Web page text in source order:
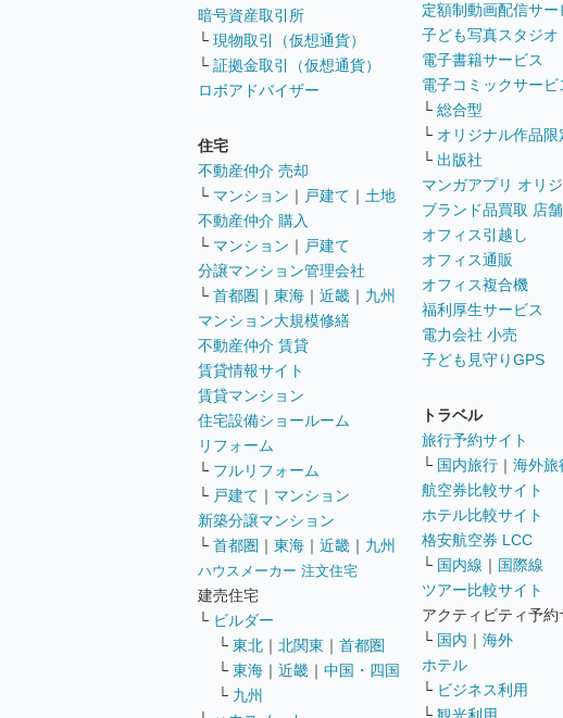
暗号資産取引所
└ 現物取引（仮想通貨）
└ 証拠金取引（仮想通貨）
ロボアドバイザー
住宅
不動産仲介 売却
└ マンション ｜ 戸建て ｜ 土地
不動産仲介 購入
└ マンション ｜ 戸建て
分譲マンション管理会社
└ 首都圏 ｜ 東海 ｜ 近畿 ｜ 九州
マンション大規模修繕
不動産仲介 賃貸
賃貸情報サイト
賃貸マンション
住宅設備ショールーム
リフォーム
└ フルリフォーム
└ 戸建て ｜ マンション
新築分譲マンション
└ 首都圏 ｜ 東海 ｜ 近畿 ｜ 九州
ハウスメーカー 注文住宅
建売住宅
└ ビルダー
└ 東北 ｜ 北関東 ｜ 首都圏
└ 東海 ｜ 近畿 ｜ 中国・四国
└ 九州
定額制動画配信サー
子ども写真スタジオ
電子書籍サービス
電子コミックサービ
└ 総合型
└ オリジナル作品限
└ 出版社
マンガアプリ オリ
ブランド品買取 店舗
オフィス引越し
オフィス通販
オフィス複合機
福利厚生サービス
電力会社 小売
子ども見守りGPS
トラベル
旅行予約サイト
└ 国内旅行 ｜ 海外旅
航空券比較サイト
ホテル比較サイト
格安航空券 LCC
└ 国内線 ｜ 国際線
ツアー比較サイト
アクティビティ予約
└ 国内 ｜ 海外
ホテル
└ ビジネス利用